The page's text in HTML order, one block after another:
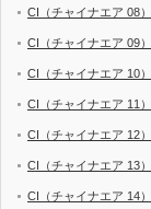
CI（チャイナエア 08）
CI（チャイナエア 09）
CI（チャイナエア 10）
CI（チャイナエア 11）
CI（チャイナエア 12）
CI（チャイナエア 13）
CI（チャイナエア 14）